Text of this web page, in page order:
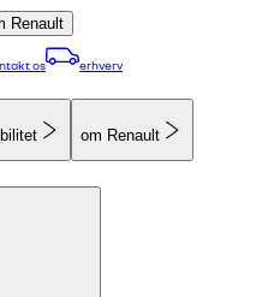
Renault
os erhverv
om Renault